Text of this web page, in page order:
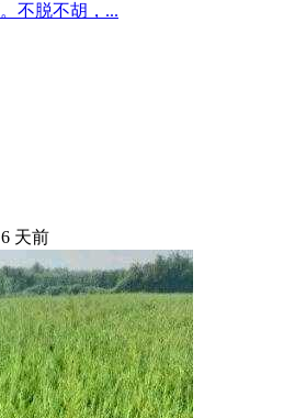
不脱不胡，...
6 天前